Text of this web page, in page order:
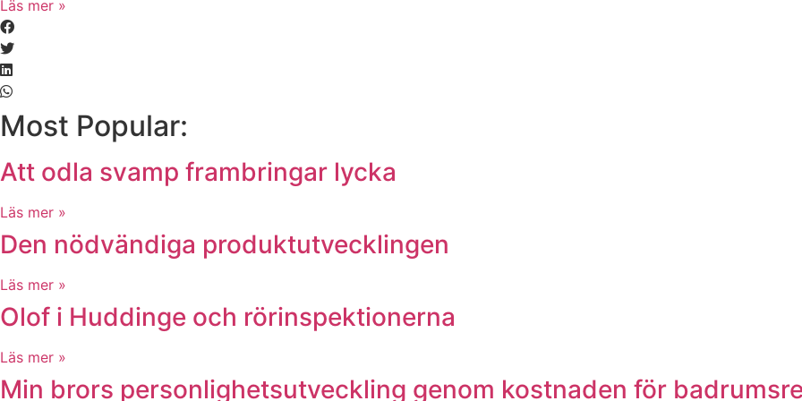
Läs mer »
Most Popular:
Att odla svamp frambringar lycka
Läs mer »
Den nödvändiga produktutvecklingen
Läs mer »
Olof i Huddinge och rörinspektionerna
Läs mer »
Min brors personlighetsutveckling genom kostnaden för